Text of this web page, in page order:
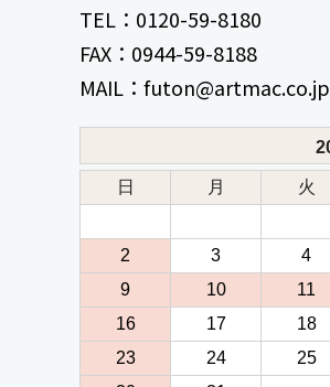
TEL：0120-59-8180
FAX：0944-59-8188
MAIL：futon@artmac.co.jp